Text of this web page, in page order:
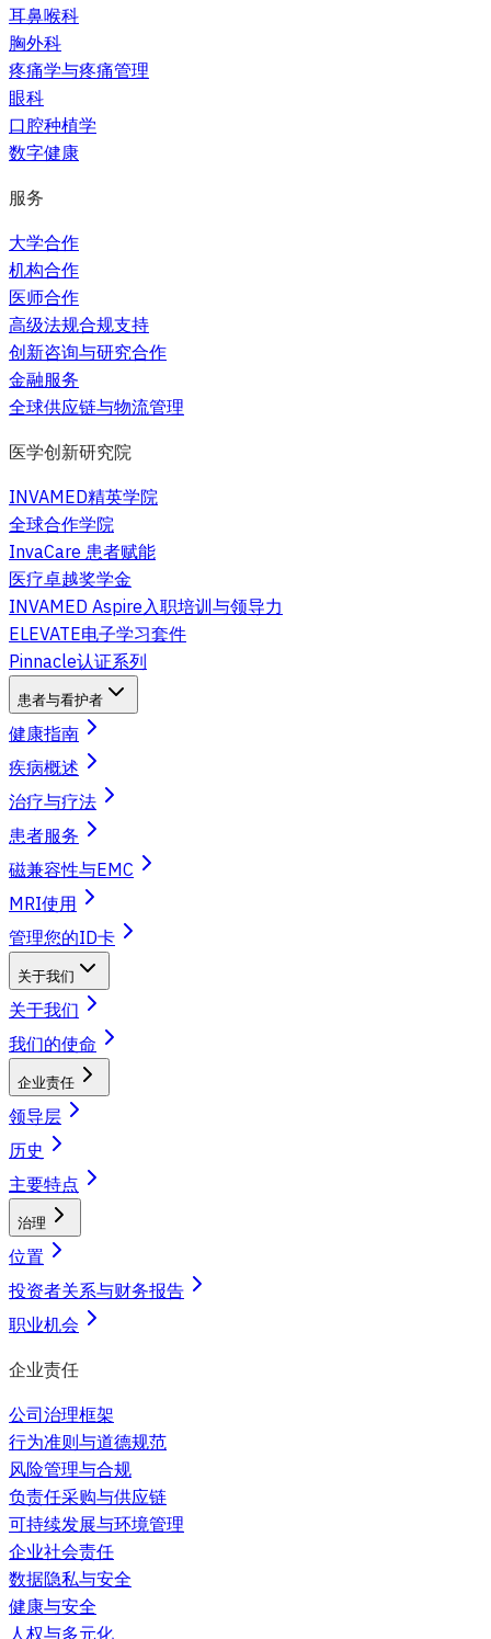
耳鼻喉科
胸外科
疼痛学与疼痛管理
眼科
口腔种植学
数字健康
服务
大学合作
机构合作
医师合作
高级法规合规支持
创新咨询与研究合作
金融服务
全球供应链与物流管理
医学创新研究院
INVAMED精英学院
全球合作学院
InvaCare 患者赋能
医疗卓越奖学金
INVAMED Aspire入职培训与领导力
ELEVATE电子学习套件
Pinnacle认证系列
患者与看护者
健康指南
疾病概述
治疗与疗法
患者服务
磁兼容性与EMC
MRI使用
管理您的ID卡
关于我们
关于我们
我们的使命
企业责任
领导层
历史
主要特点
治理
位置
投资者关系与财务报告
职业机会
企业责任
公司治理框架
行为准则与道德规范
风险管理与合规
负责任采购与供应链
可持续发展与环境管理
企业社会责任
数据隐私与安全
健康与安全
人权与多元化